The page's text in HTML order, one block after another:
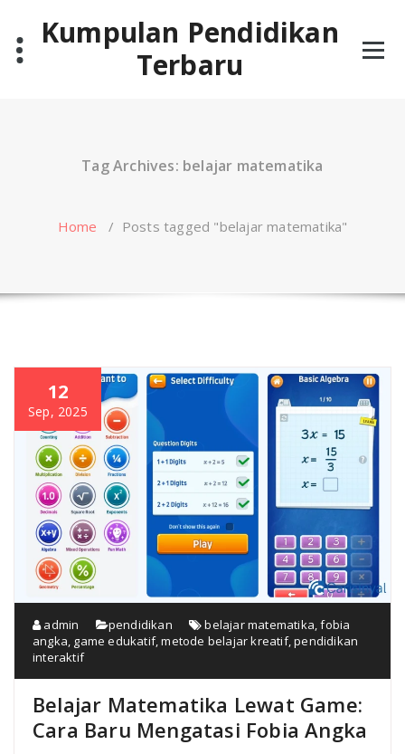
contentKumpulan Pendidikan
Terbaru
Tag Archives: belajar matematika
Home / Posts tagged "belajar matematika"
12
Sep, 2025
admin pendidikan belajar matematika ,fobia
angka game edukatif,metode belajar kreatif,pendidikan
interaktif
Belajar Matematika Lewat Game:
Cara Baru Mengatasi Fobia Angka